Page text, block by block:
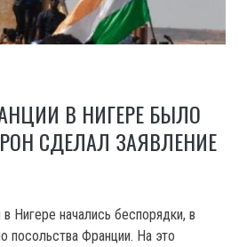
В НИГЕРЕ БЫЛО
СДЕЛАЛ ЗАЯВЛЕНИЕ
Нигере начались беспорядки, в
посольства Франции. На это